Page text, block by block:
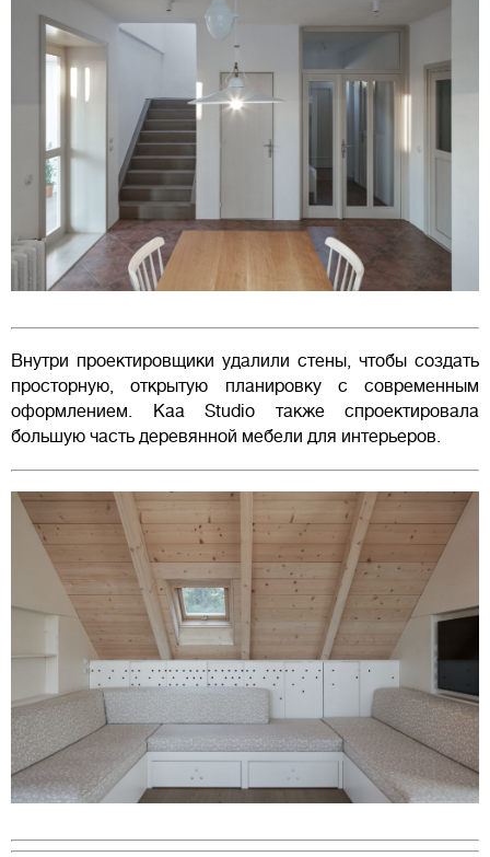
Внутри проектировщики удалили стены, чтобы создать
просторную, открытую планировку с современным
оформлением. Kaa Studio также спроектировала
большую часть деревянной мебели для интерьеров.